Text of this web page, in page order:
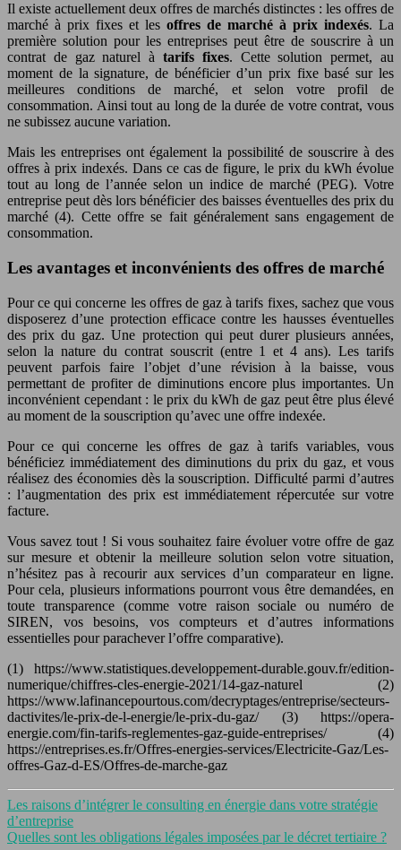
Il existe actuellement deux offres de marchés distinctes : les offres de
marché à prix fixes et les offres de marché à prix indexés. La
première solution pour les entreprises peut être de souscrire à un
contrat de gaz naturel à tarifs fixes. Cette solution permet, au
moment de la signature, de bénéficier d’un prix fixe basé sur les
meilleures conditions de marché, et selon votre profil de
consommation. Ainsi tout au long de la durée de votre contrat, vous
ne subissez aucune variation.
Mais les entreprises ont également la possibilité de souscrire à des
offres à prix indexés. Dans ce cas de figure, le prix du kWh évolue
tout au long de l’année selon un indice de marché (PEG). Votre
entreprise peut dès lors bénéficier des baisses éventuelles des prix du
marché (4). Cette offre se fait généralement sans engagement de
consommation.
Les avantages et inconvénients des offres de marché
Pour ce qui concerne les offres de gaz à tarifs fixes, sachez que vous
disposerez d’une protection efficace contre les hausses éventuelles
des prix du gaz. Une protection qui peut durer plusieurs années,
selon la nature du contrat souscrit (entre 1 et 4 ans). Les tarifs
peuvent parfois faire l’objet d’une révision à la baisse, vous
permettant de profiter de diminutions encore plus importantes. Un
inconvénient cependant : le prix du kWh de gaz peut être plus élevé
au moment de la souscription qu’avec une offre indexée.
Pour ce qui concerne les offres de gaz à tarifs variables, vous
bénéficiez immédiatement des diminutions du prix du gaz, et vous
réalisez des économies dès la souscription. Difficulté parmi d’autres
: l’augmentation des prix est immédiatement répercutée sur votre
facture.
Vous savez tout ! Si vous souhaitez faire évoluer votre offre de gaz
sur mesure et obtenir la meilleure solution selon votre situation,
n’hésitez pas à recourir aux services d’un comparateur en ligne.
Pour cela, plusieurs informations pourront vous être demandées, en
toute transparence (comme votre raison sociale ou numéro de
SIREN, vos besoins, vos compteurs et d’autres informations
essentielles pour parachever l’offre comparative).
(1) https://www.statistiques.developpement-durable.gouv.fr/edition-
numerique/chiffres-cles-energie-2021/14-gaz-naturel (2)
https://www.lafinancepourtous.com/decryptages/entreprise/secteurs-
dactivites/le-prix-de-l-energie/le-prix-du-gaz/ (3) https://opera-
energie.com/fin-tarifs-reglementes-gaz-guide-entreprises/ (4)
https://entreprises.es.fr/Offres-energies-services/Electricite-Gaz/Les-
offres-Gaz-d-ES/Offres-de-marche-gaz
Les raisons d’intégrer le consulting en énergie dans votre stratégie
d’entreprise
Quelles sont les obligations légales imposées par le décret tertiaire ?